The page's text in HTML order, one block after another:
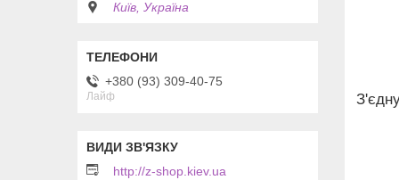
Київ, Україна
+380 (93) 309-40-75
Лайф
http://z-shop.kiev.ua